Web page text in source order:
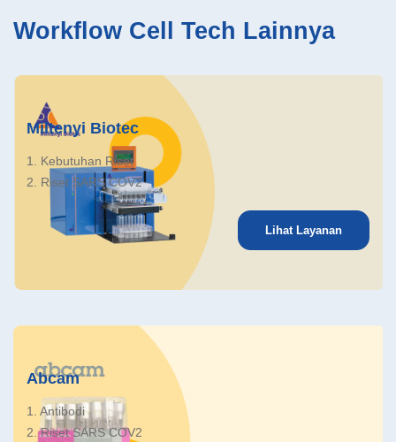
Workflow Cell Tech Lainnya
Miltenyi Biotec
1. Kebutuhan Riset
2. Riset SARS COV2
Lihat Layanan
Abcam
1. Antibodi
2. Riset SARS COV2